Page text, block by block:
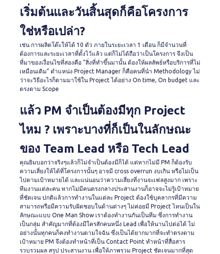
เริ่มต้นและวันสิ้นสุดก็คือโครงการ
ใช่หรือเปล่า?
เช่น การผลิตโต๊ะให้ได้ 10 ตัว ภายในระยะเวลา 1 เดือน ก็มีจำนวนที่
ต้องการและระยะเวลาที่ตั้งไว้แล้ว แต่ก็ไม่ได้ถือว่าเป็นโครงการ จึงเป็น
ที่มาของเงื่อนไขที่สองคือ “สิ่งที่ทำขึ้นมานั้น ต้องให้ผลลัพธ์หรือบริการที่ไม่
เหมือนเดิม” ตำแหน่ง Project Manager ก็คือคนที่นำ Methodology ไม่
ว่าจะวิธีอะไรก็ตามมาใช้ใน Project ได้อย่าง On time, On budget และ
ตรงตาม Scope
แล้ว PM จำเป็นต้องมีทุก Project
ไหม ? เพราะบางที่ก็เป็นในลักษณะ
ของ Team Lead หรือ Tech Lead
คุณยิมบอกว่าจริงๆแล้วก็ไม่จำเป็นต้องมีก็ได้ แต่หากไม่มี PM ก็ต้องรับ
ความเสี่ยงให้ได้ที่โครงการนั้นๆ อาจมี cross overrun งบเกิน หรือไม่เป็น
ไปตามเป้าหมายได้ และแน่นอนว่าความเสี่ยงที่งานจะเฟลสูงมาก เพราะ
ทีมงานแต่ละคน หากไม่มีคนตรงกลางประสานงานก็อาจจะไม่รู้เป้าหมาย
ที่ชัดเจน ปกติแล้วการทำงานในแต่ละ Project ต้องใช้บุคลากรที่มีความ
สามารถหรือมีความรับผิดชอบในด้านต่างๆ ไม่ค่อยมี Project ไหนเป็นใน
ลักษณะแบบ One Man Show เราต้องทำงานกันเป็นทีม ซึ่งการทำงาน
เป็นกลุ่ม สำคัญมากที่ต้องมีใครสักคนหนึ่ง Lead เพื่อให้นานไปต่อได้ ไม่
อย่างนั้นทุกคนก็คงทำงานตามใจฉัน ซึ่งเป็นได้ยากมากที่จะทำตรงตาม
เป้าหมาย PM จึงต้องทำหน้าที่เป็น Contact Point ทำหน้าที่สื่อสาร
รวบรวมผล สรุป ประสานงาน เพื่อให้ภาพรวม Project ชัดเจนมากที่สุด